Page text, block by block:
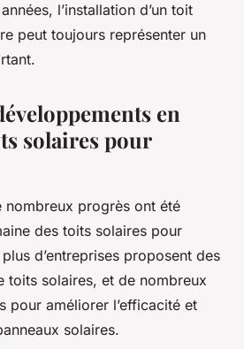
l’installation d’un toit
peut toujours représenter un
en
solaires pour
nombreux progrès ont été
des toits solaires pour
d’entreprises proposent des
toits solaires, et de nombreux
pour améliorer l’efficacité et
solaires.